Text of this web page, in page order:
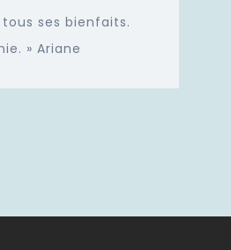
ses bienfaits.
» Ariane